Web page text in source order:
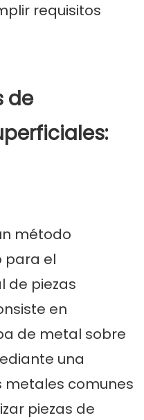
requisitos
de
método
para el
de piezas
en
de metal sobre
una
metales comunes
piezas de